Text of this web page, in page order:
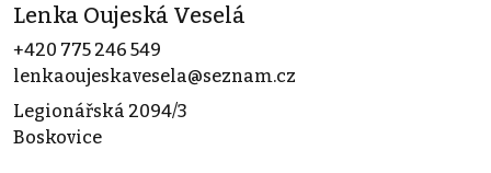
Lenka Oujeská Veselá
+420 775 246 549
lenkaoujeskavesela@seznam.cz
Legionářská 2094/3
Boskovice